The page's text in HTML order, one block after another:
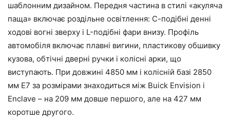
шаблонним дизайном. Передня частина в стилі «акуляча
паща» включає роздільне освітлення: С-подібні денні
ходові вогні зверху і L-подібні фари внизу. Профіль
автомобіля включає плавні вигини, пластикову обшивку
кузова, обтічні дверні ручки і колісні арки, що
виступають. При довжині 4850 мм і колісній базі 2850
мм E7 за розмірами знаходиться між Buick Envision і
Enclave – на 209 мм довше першого, але на 427 мм
коротше другого.